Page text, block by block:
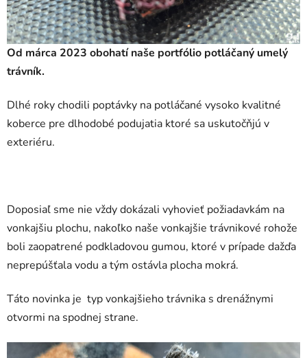
Od márca 2023 obohatí naše portfólio potláčaný umelý
trávník.
Dlhé roky chodili poptávky na potláčané vysoko kvalitné
koberce pre dlhodobé podujatia ktoré sa uskutočňjú v
exteriéru.
Doposiaľ sme nie vždy dokázali vyhovieť požiadavkám na
vonkajšiu plochu, nakoľko naše vonkajšie trávnikové rohože
boli zaopatrené podkladovou gumou, ktoré v prípade dažďa
neprepúšťala vodu a tým ostávla plocha mokrá.
Táto novinka je typ vonkajšieho trávnika s drenážnymi
otvormi na spodnej strane.